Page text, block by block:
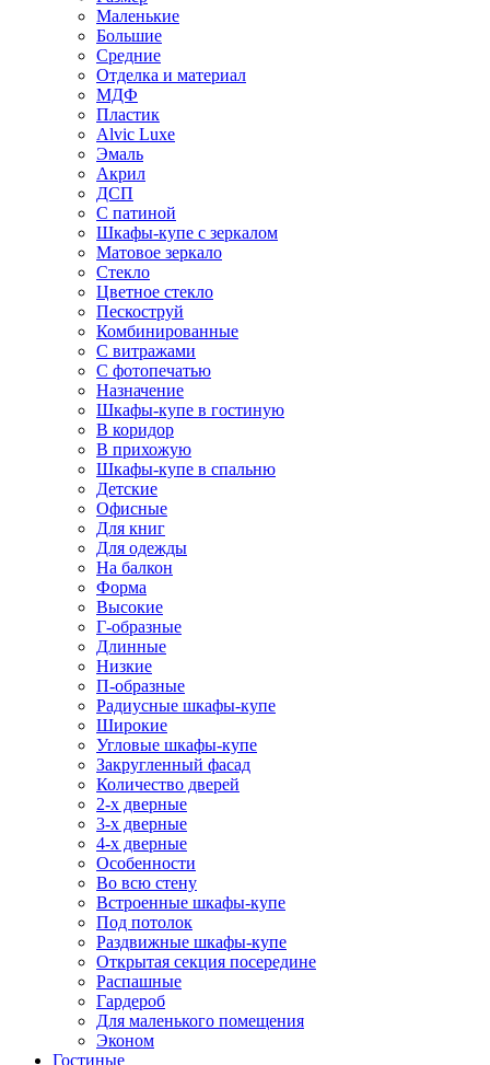
Маленькие
Большие
Средние
Отделка и материал
МДФ
Пластик
Alvic Luxe
Эмаль
Акрил
ДСП
С патиной
Шкафы-купе с зеркалом
Матовое зеркало
Стекло
Цветное стекло
Пескоструй
Комбинированные
С витражами
С фотопечатью
Назначение
Шкафы-купе в гостиную
В коридор
В прихожую
Шкафы-купе в спальню
Детские
Офисные
Для книг
Для одежды
На балкон
Форма
Высокие
Г-образные
Длинные
Низкие
П-образные
Радиусные шкафы-купе
Широкие
Угловые шкафы-купе
Закругленный фасад
Количество дверей
2-х дверные
3-х дверные
4-х дверные
Особенности
Во всю стену
Встроенные шкафы-купе
Под потолок
Раздвижные шкафы-купе
Открытая секция посередине
Распашные
Гардероб
Для маленького помещения
Эконом
Гостиные